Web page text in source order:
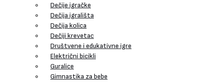
Dečije igračke
Dečija igrališta
Dečija kolica
Dečiji krevetac
Društvene i edukativne igre
Električni bicikli
Guralice
Gimnastika za bebe